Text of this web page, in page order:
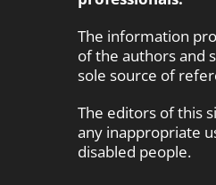
The information
of the authors and
sole source of
The editors of this
any inappropriate
disabled people.